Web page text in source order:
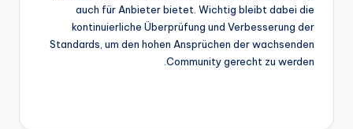
auch für Anbieter bietet. Wichtig bleibt dabei die
kontinuierliche Überprüfung und Verbesserung der
Standards, um den hohen Ansprüchen der wachsenden
Community gerecht zu werden.